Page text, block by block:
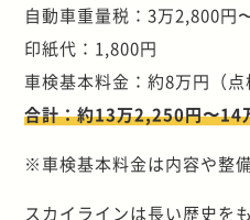
自動車重量税：3万2,800円
印紙代：1,800円
車検基本料金：約8万円（点
合計：約13万2,250円〜14
※車検基本料金は内容や整
スカイラインは長い歴史を